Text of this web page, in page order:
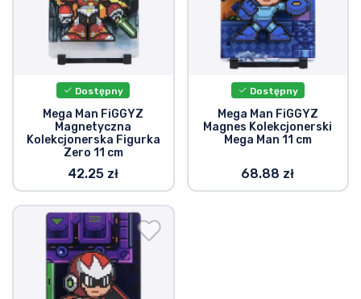
Dostępny
Mega Man FiGGYZ
Magnetyczna
Kolekcjonerska Figurka
Zero 11 cm
42.25 zł
Dostępny
Mega Man FiGGYZ
Magnes Kolekcjonerski
Mega Man 11 cm
68.88 zł
Typy produktów
Marki